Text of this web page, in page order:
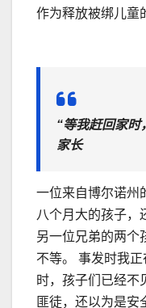
作为释放被绑儿童
“等我赶回家时
家长
一位来自博尔诺州
八个月大的孩子，
另一位兄弟的两个
不等。 事发时我
时，孩子们已经不
匪徒，还以为是安